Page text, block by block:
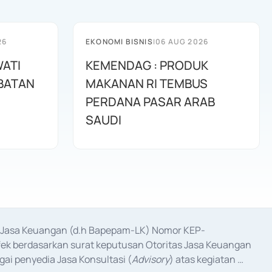
EKONOMI BISNIS|06 AUG 2026
KEMENDAG : PRODUK
MAKANAN RI TEMBUS
PERDANA PASAR ARAB
SAUDI
Keuangan (d.h Bapepam-LK) Nomor KEP-
berdasarkan surat keputusan Otoritas Jasa Keuangan
penyedia Jasa Konsultasi (Advisory) atas kegiatan